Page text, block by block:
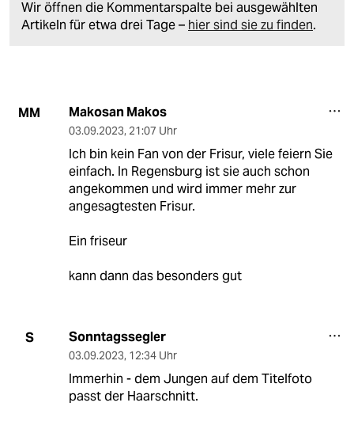
Wir öffnen die Kommentarspalte bei ausgewählten
Artikeln für etwa drei Tage – hier sind sie zu finden.
MM Makosan Makos
03.09.2023, 21:07 Uhr
Ich bin kein Fan von der Frisur, viele feiern Sie
einfach. In Regensburg ist sie auch schon
angekommen und wird immer mehr zur
angesagtesten Frisur.
Ein friseur
kann dann das besonders gut
S Sonntagssegler
03.09.2023, 12:34 Uhr
Immerhin - dem Jungen auf dem Titelfoto
passt der Haarschnitt.